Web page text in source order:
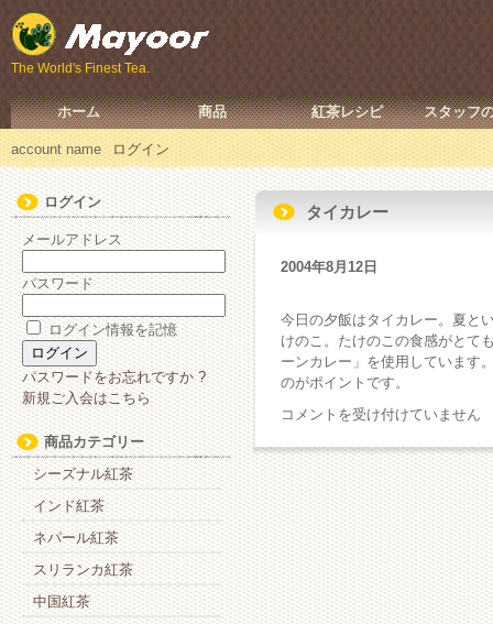
The World's Finest Tea.
ホーム 商品 紅茶レシピ スタッフ
account name ログイン
ログイン
メールアドレス
パスワード
ログイン情報を記憶
パスワードをお忘れですか ?
新規ご入会はこちら
商品カテゴリー
シーズナル紅茶
インド紅茶
ネパール紅茶
スリランカ紅茶
中国紅茶
タイカレー
2004年8月12日
今日の夕飯はタイカレー。夏と
けのこ。たけのこの食感がとて
ーンカレー」を使用しています
のがポイントです。
タ
カ
レ
ー
は
コメントを受け付けていません